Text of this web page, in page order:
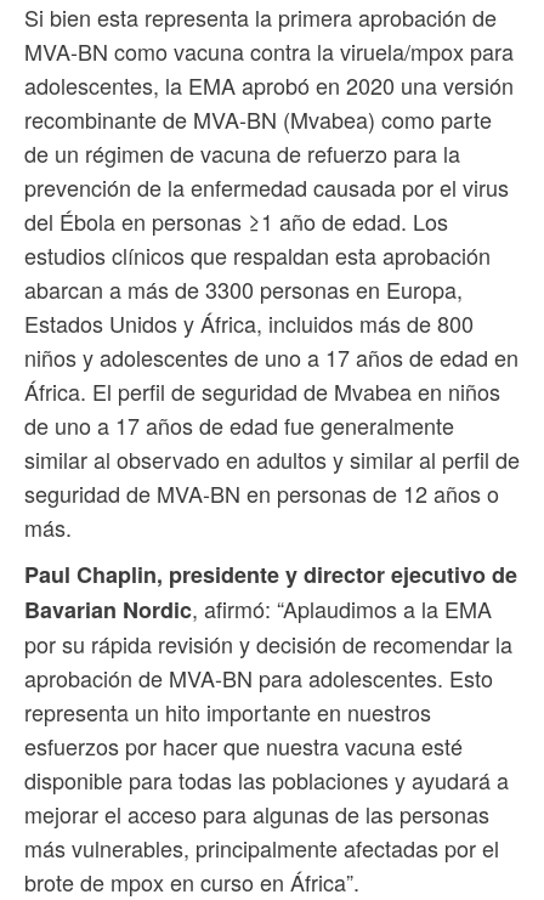
Si bien esta representa la primera aprobación de
MVA-BN como vacuna contra la viruela/mpox para
adolescentes, la EMA aprobó en 2020 una versión
recombinante de MVA-BN (Mvabea) como parte
de un régimen de vacuna de refuerzo para la
prevención de la enfermedad causada por el virus
del Ébola en personas ≥1 año de edad. Los
estudios clínicos que respaldan esta aprobación
abarcan a más de 3300 personas en Europa,
Estados Unidos y África, incluidos más de 800
niños y adolescentes de uno a 17 años de edad en
África. El perfil de seguridad de Mvabea en niños
de uno a 17 años de edad fue generalmente
similar al observado en adultos y similar al perfil de
seguridad de MVA-BN en personas de 12 años o
más.
Paul Chaplin, presidente y director ejecutivo de
Bavarian Nordic, afirmó: “Aplaudimos a la EMA
por su rápida revisión y decisión de recomendar la
aprobación de MVA-BN para adolescentes. Esto
representa un hito importante en nuestros
esfuerzos por hacer que nuestra vacuna esté
disponible para todas las poblaciones y ayudará a
mejorar el acceso para algunas de las personas
más vulnerables, principalmente afectadas por el
brote de mpox en curso en África”.